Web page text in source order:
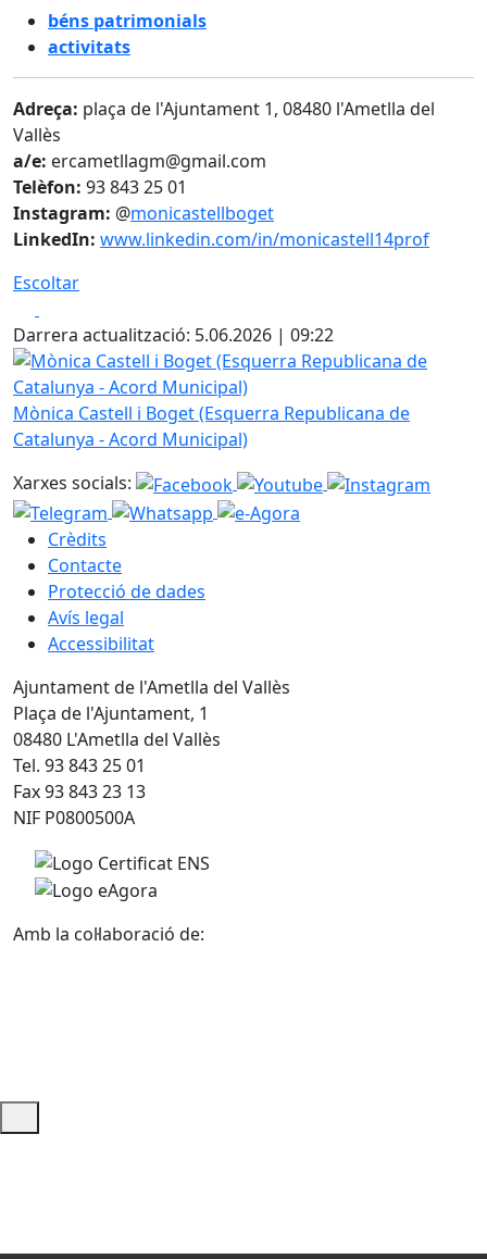
béns patrimonials
activitats
Adreça: plaça de l'Ajuntament 1, 08480 l'Ametlla del
Vallès
a/e: ercametllagm@gmail.com
Telèfon: 93 843 25 01
Instagram: @monicastellboget
LinkedIn: www.linkedin.com/in/monicastell14prof
Escoltar
Darrera actualització: 5.06.2026 | 09:22
Mònica Castell i Boget (Esquerra Republicana de
Mònica Castell i Boget (Esquerra Republicana de
Catalunya - Acord Municipal)
Xarxes socials:
Crèdits
Contacte
Protecció de dades
Avís legal
Accessibilitat
Ajuntament de l'Ametlla del Vallès
Plaça de l'Ajuntament, 1
08480 L'Ametlla del Vallès
Tel. 93 843 25 01
Fax 93 843 23 13
NIF P0800500A
Amb la col·laboració de:
Ajuda i accés ràpid